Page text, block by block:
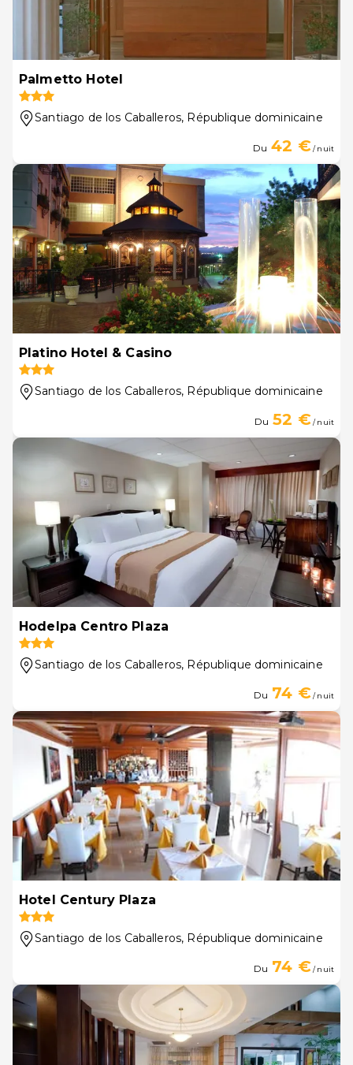
Palmetto Hotel
Santiago de los Caballeros, République dominicaine
Du 42 €/ nuit
Platino Hotel & Casino
Santiago de los Caballeros, République dominicaine
Du 52 €/ nuit
Hodelpa Centro Plaza
Santiago de los Caballeros, République dominicaine
Du 74 €/ nuit
Hotel Century Plaza
Santiago de los Caballeros, République dominicaine
Du 74 €/ nuit